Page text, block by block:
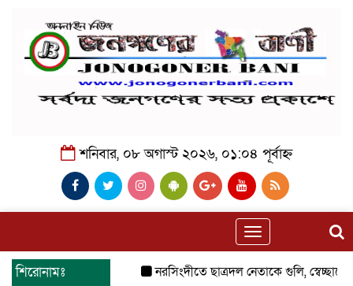
শনিবার, ০৮ অগাস্ট ২০২৬, ০১:০৪ পূর্বাহ্ন
Toggle
navigation
শিরোনামঃ নরসিংদীতে ছাত্রদল নেতাকে গুলি,